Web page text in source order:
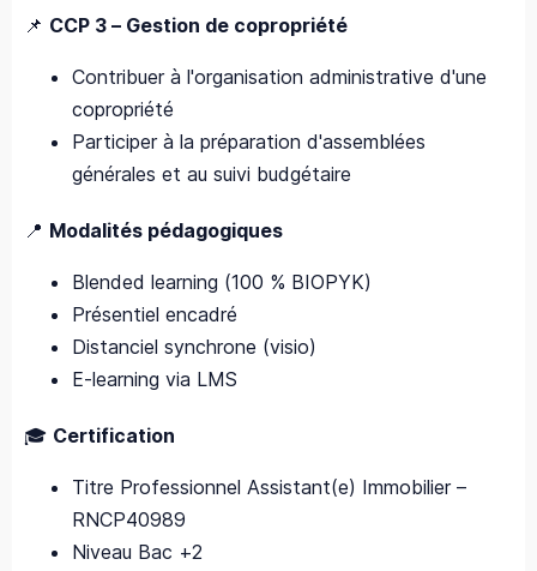
📌 CCP 3 – Gestion de copropriété
Contribuer à l'organisation administrative d'une
copropriété
Participer à la préparation d'assemblées
générales et au suivi budgétaire
📍 Modalités pédagogiques
Blended learning (100 % BIOPYK)
Présentiel encadré
Distanciel synchrone (visio)
E-learning via LMS
🎓 Certification
Titre Professionnel Assistant(e) Immobilier –
RNCP40989
Niveau Bac +2